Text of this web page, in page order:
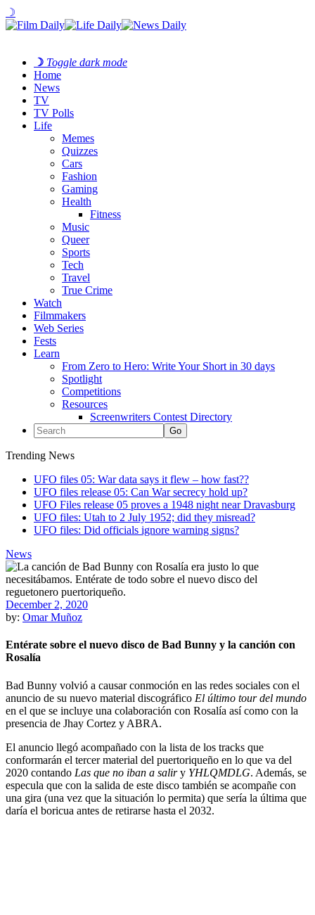
☽
☽ Toggle dark mode
Home
News
TV
TV Polls
Life
Memes
Quizzes
Cars
Fashion
Gaming
Health
Fitness
Music
Queer
Sports
Tech
Travel
True Crime
Watch
Filmmakers
Web Series
Fests
Learn
From Zero to Hero: Write Your Short in 30 days
Spotlight
Competitions
Resources
Screenwriters Contest Directory
Trending News
UFO files 05: War data says it flew – how fast??
UFO files release 05: Can War secrecy hold up?
UFO Files release 05 proves a 1948 night near Dravasburg
UFO files: Utah to 2 July 1952; did they misread?
UFO files: Did officials ignore warning signs?
News
December 2, 2020
by: Omar Muñoz
Entérate sobre el nuevo disco de Bad Bunny y la canción con
Rosalía
Bad Bunny volvió a causar conmoción en las redes sociales con el
anuncio de su nuevo material discográfico El último tour del mundo
en el que se incluye una colaboración con Rosalía así como con la
presencia de Jhay Cortez y ABRA.
El anuncio llegó acompañado con la lista de los tracks que
conformarán el tercer material del puertoriqueño en lo que va del
2020 contando Las que no iban a saliry YHLQMDLG. Además, se
especula que con la salida de este disco también se acompañe con
una gira (una vez que la situación lo permita) que sería la última que
daría el boricua antes de retirarse hasta el 2032.